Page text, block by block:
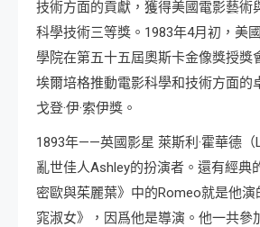
技術方面的貢獻，獲得美國電影藝術
科學技術三等獎。1983年4月初，美
學院在第五十五屆奧斯卡金像獎授獎
埃爾培格推動電影科學和技術方面的
戈登·伊·索伊獎。
1893年——英國影星 萊斯利·霍華德（
亂世佳人Ashley的扮演者。還有經典
密歐與茱麗葉》中的Romeo就是他演
窕淑女》，因爲他是導演。他一共參